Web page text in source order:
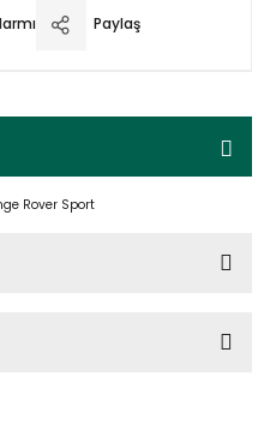
Paylaş
Rover Sport